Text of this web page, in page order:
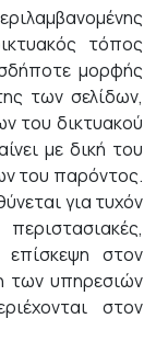
τόπος
μορφής
των σελίδων,
του δικτυακού
με δική του
του παρόντος.
για τυχόν
στον
των υπηρεσιών
στoν